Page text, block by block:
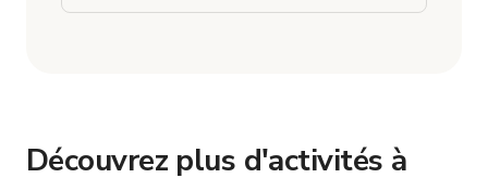
Découvrez plus d'activités à